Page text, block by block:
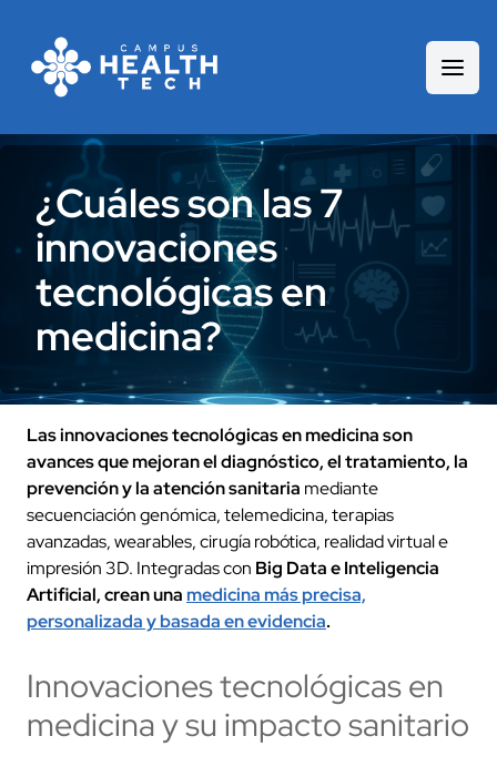
¿Cuáles son las 7
innovaciones
tecnológicas en
medicina?
Las innovaciones tecnológicas en medicina son
avances que mejoran el diagnóstico, el tratamiento, la
prevención y la atención sanitaria mediante
secuenciación genómica, telemedicina, terapias
avanzadas, wearables, cirugía robótica, realidad virtual e
impresión 3D. Integradas con Big Data e Inteligencia
Artificial, crean una medicina más precisa,
personalizada y basada en evidencia.
Innovaciones tecnológicas en
medicina y su impacto sanitario